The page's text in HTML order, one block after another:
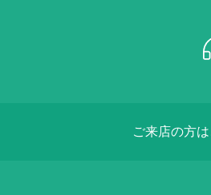
ご来店の方